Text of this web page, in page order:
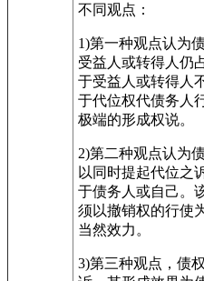
不同观点：
1)第一种观点认为
受益人或转得人仍
于受益人或转得人
于代位权代债务人
极端的形成权说。
2)第二种观点认为
以同时提起代位之
于债务人或自己。
须以撤销权的行使
当然效力。
3)第三种观点，债